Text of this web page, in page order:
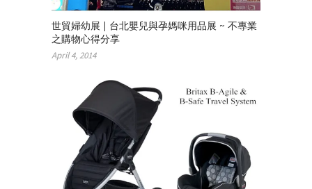
世貿婦幼展 | 台北嬰兒與孕媽咪用品展 ~ 不專業
之購物心得分享
April 4, 2014